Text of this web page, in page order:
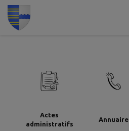
Contenu
Actes
administratifs
Annuaire